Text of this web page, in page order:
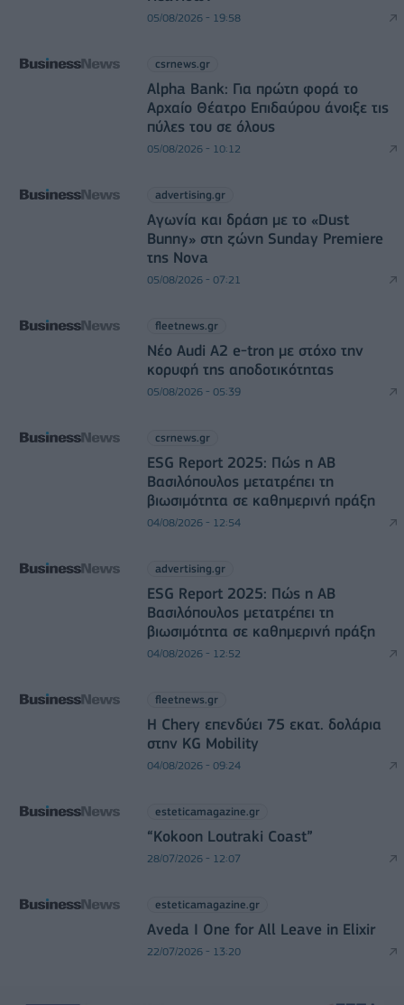
05/08/2026 - 19:58
csrnews.gr
Alpha Bank: Για πρώτη φορά το
Αρχαίο Θέατρο Επιδαύρου άνοιξε τις
πύλες του σε όλους
05/08/2026 - 10:12
advertising.gr
Αγωνία και δράση με το «Dust
Bunny» στη ζώνη Sunday Premiere
της Nova
05/08/2026 - 07:21
fleetnews.gr
Νέο Audi A2 e-tron με στόχο την
κορυφή της αποδοτικότητας
05/08/2026 - 05:39
csrnews.gr
ESG Report 2025: Πώς η ΑΒ
Βασιλόπουλος μετατρέπει τη
βιωσιμότητα σε καθημερινή πράξη
04/08/2026 - 12:54
advertising.gr
ESG Report 2025: Πώς η ΑΒ
Βασιλόπουλος μετατρέπει τη
βιωσιμότητα σε καθημερινή πράξη
04/08/2026 - 12:52
fleetnews.gr
Η Chery επενδύει 75 εκατ. δολάρια
στην KG Mobility
04/08/2026 - 09:24
esteticamagazine.gr
“Kokoon Loutraki Coast”
28/07/2026 - 12:07
esteticamagazine.gr
Aveda I One for All Leave in Elixir
22/07/2026 - 13:20